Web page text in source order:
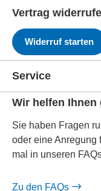
Vertrag
Widerruf starten
Service
Wir helfen Ihnen
Sie haben Fragen
oder eine Anregung
mal in unseren
Zu den FAQs